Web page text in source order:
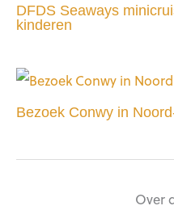
DFDS Seaways
kinderen
Bezoek Conwy in
Over